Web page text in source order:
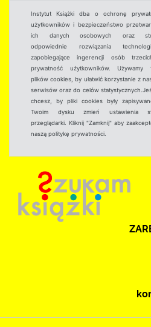
Instytut Książki dba o ochronę
użytkowników i bezpieczeństwo
ich danych osobowych oraz
odpowiednie rozwiązania
zapobiegające ingerencji osób
prywatność użytkowników. Używamy
plików cookies, by ułatwić korzystanie z
serwisów oraz do celów
chcesz, by pliki cookies były
Twoim dysku zmień ustawienia
przeglądarki. Kliknij "Zamknij" aby
naszą politykę prywatności.